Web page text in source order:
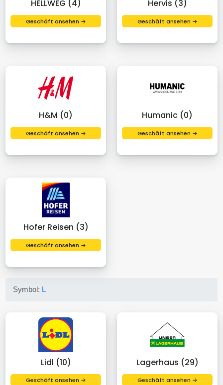
HELLWEG (4)
Geschäft ansehen →
Hervis (3)
Geschäft ansehen →
H&M (0)
Geschäft ansehen →
Humanic (0)
Geschäft ansehen →
Hofer Reisen (3)
Geschäft ansehen →
Symbol: L
Lidl (10)
Geschäft ansehen →
Lagerhaus (29)
Geschäft ansehen →